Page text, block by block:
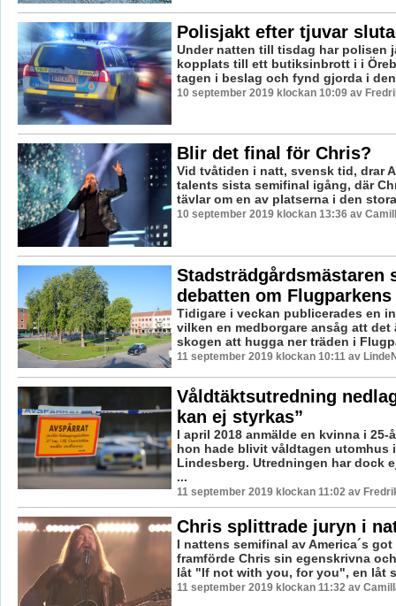
Polisjakt efter tjuvar
Under natten till tisdag har polisen
kopplats till ett butiksinbrott i i
tagen i beslag och fynd gjorda i
10 september 2019 klockan 10:09 av
Blir det final för Chris?
Vid tvåtiden i natt, svensk tid, drar
talents sista semifinal igång, där
tävlar om en av platserna i den
10 september 2019 klockan 13:36 av
Stadsträdgårdsmästaren
debatten om
Tidigare i veckan publicerades en
vilken en medborgare ansåg att det
skogen att hugga ner träden i
11 september 2019 klockan 10:11 av
Våldtäktsutredning
kan ej styrkas”
I april 2018 anmälde en kvinna i 25-
hon hade blivit våldtagen utomhus
Lindesberg. Utredningen har dock
...
11 september 2019 klockan 11:02 av
Chris splittrade juryn i
I nattens semifinal av America´s
framförde Chris sin egenskrivna
låt "If not with you, for you", en låt
11 september 2019 klockan 11:32 av